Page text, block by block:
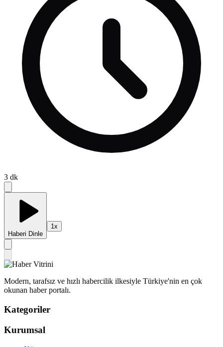
3 dk
Haberi Dinle
1x
Modern, tarafsız ve hızlı habercilik ilkesiyle Türkiye'nin en çok
okunan haber portalı.
Kategoriler
Kurumsal